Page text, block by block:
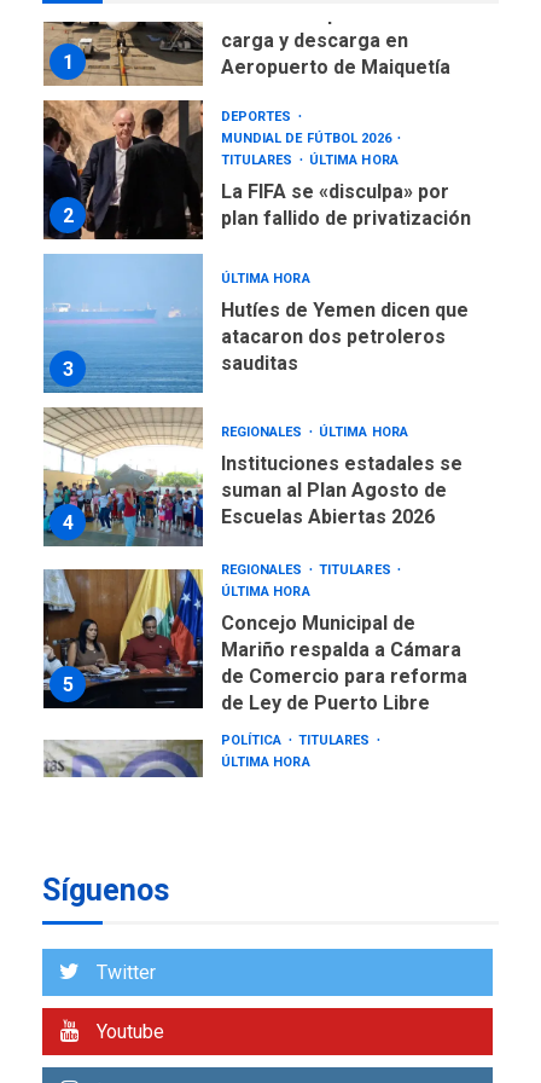
1
carga y descarga en
Aeropuerto de Maiquetía
2
DEPORTES
MUNDIAL DE FÚTBOL 2026
TITULARES
ÚLTIMA HORA
La FIFA se «disculpa» por
plan fallido de privatización
3
ÚLTIMA HORA
Hutíes de Yemen dicen que
atacaron dos petroleros
sauditas
4
REGIONALES ÚLTIMA HORA
Instituciones estadales se
suman al Plan Agosto de
Escuelas Abiertas 2026
5
REGIONALES
TITULARES
ÚLTIMA HORA
Concejo Municipal de
Mariño respalda a Cámara
de Comercio para reforma
de Ley de Puerto Libre
POLÍTICA
TITULARES
ÚLTIMA HORA
7
regional nos respaldaron
asegura Gustavo Duque
Síguenos
Twitter
Youtube